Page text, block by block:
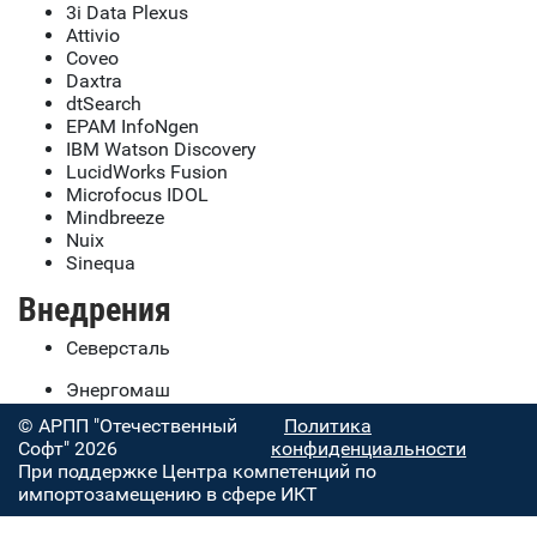
3i Data Plexus
Attivio
Coveo
Daxtra
dtSearch
EPAM InfoNgen
IBM Watson Discovery
LucidWorks Fusion
Microfocus IDOL
Mindbreeze
Nuix
Sinequa
Внедрения
Северсталь
Энергомаш
© АРПП "Отечественный
Софт" 2026
Политика
конфиденциальности
При поддержке Центра компетенций по
импортозамещению в сфере ИКТ